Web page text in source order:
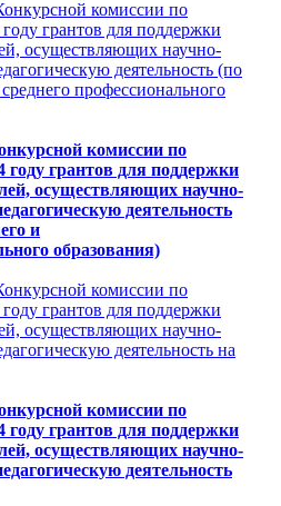
комиссии по
году грантов для поддержки
осуществляющих научно-
деятельность
и
образования)
комиссии по
году грантов для поддержки
осуществляющих научно-
деятельность